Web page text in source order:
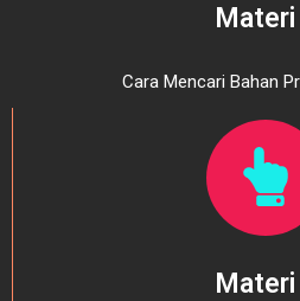
Materi
Cara Mencari Bahan
Materi